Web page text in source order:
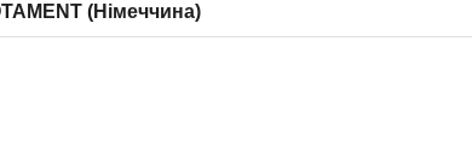
(Німеччина)